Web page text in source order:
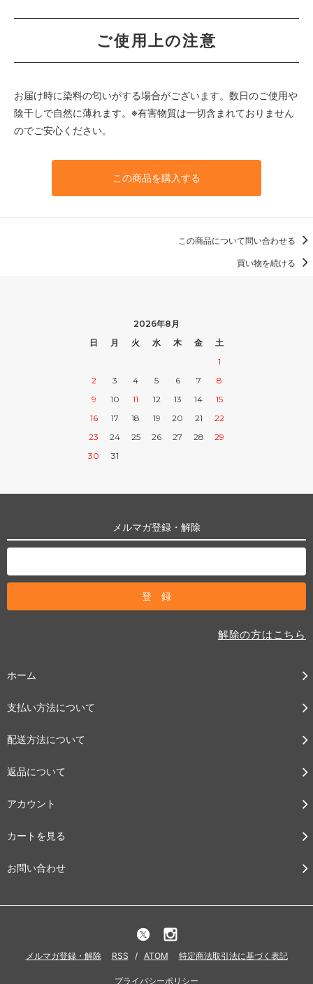
ご使用上の注意
お届け時に染料の匂いがする場合がございます。数日のご使用や
陰干しで自然に薄れます。※有害物質は一切含まれておりません
のでご安心ください。
この商品を購入する
この商品について問い合わせる
買い物を続ける
2026年8月
日
月 火 水 木 金
土
1
2
3 4 5 6 7
8
9
10 11 12 13 14
15
16
17 18 19 20 21
22
23
24 25 26 27 28
29
30
31
メルマガ登録・解除
解除の方はこちら
ホーム
支払い方法について
配送方法について
返品について
アカウント
カートを見る
お問い合わせ
メルマガ登録・解除 RSS / ATOM 特定商法取引法に基づく表記
プライバシーポリシー